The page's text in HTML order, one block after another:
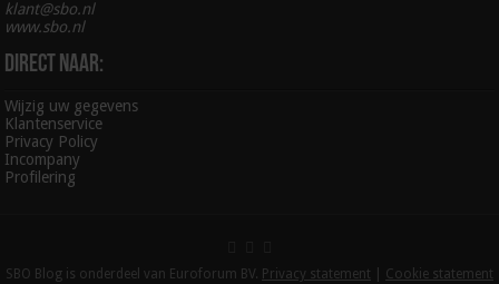
klant@sbo.nl
www.sbo.nl
Direct naar:
Wijzig uw gegevens
Klantenservice
Privacy Policy
Incompany
Profilering
SBO Blog is onderdeel van Euroforum BV. Privacy statement
Cookie statement